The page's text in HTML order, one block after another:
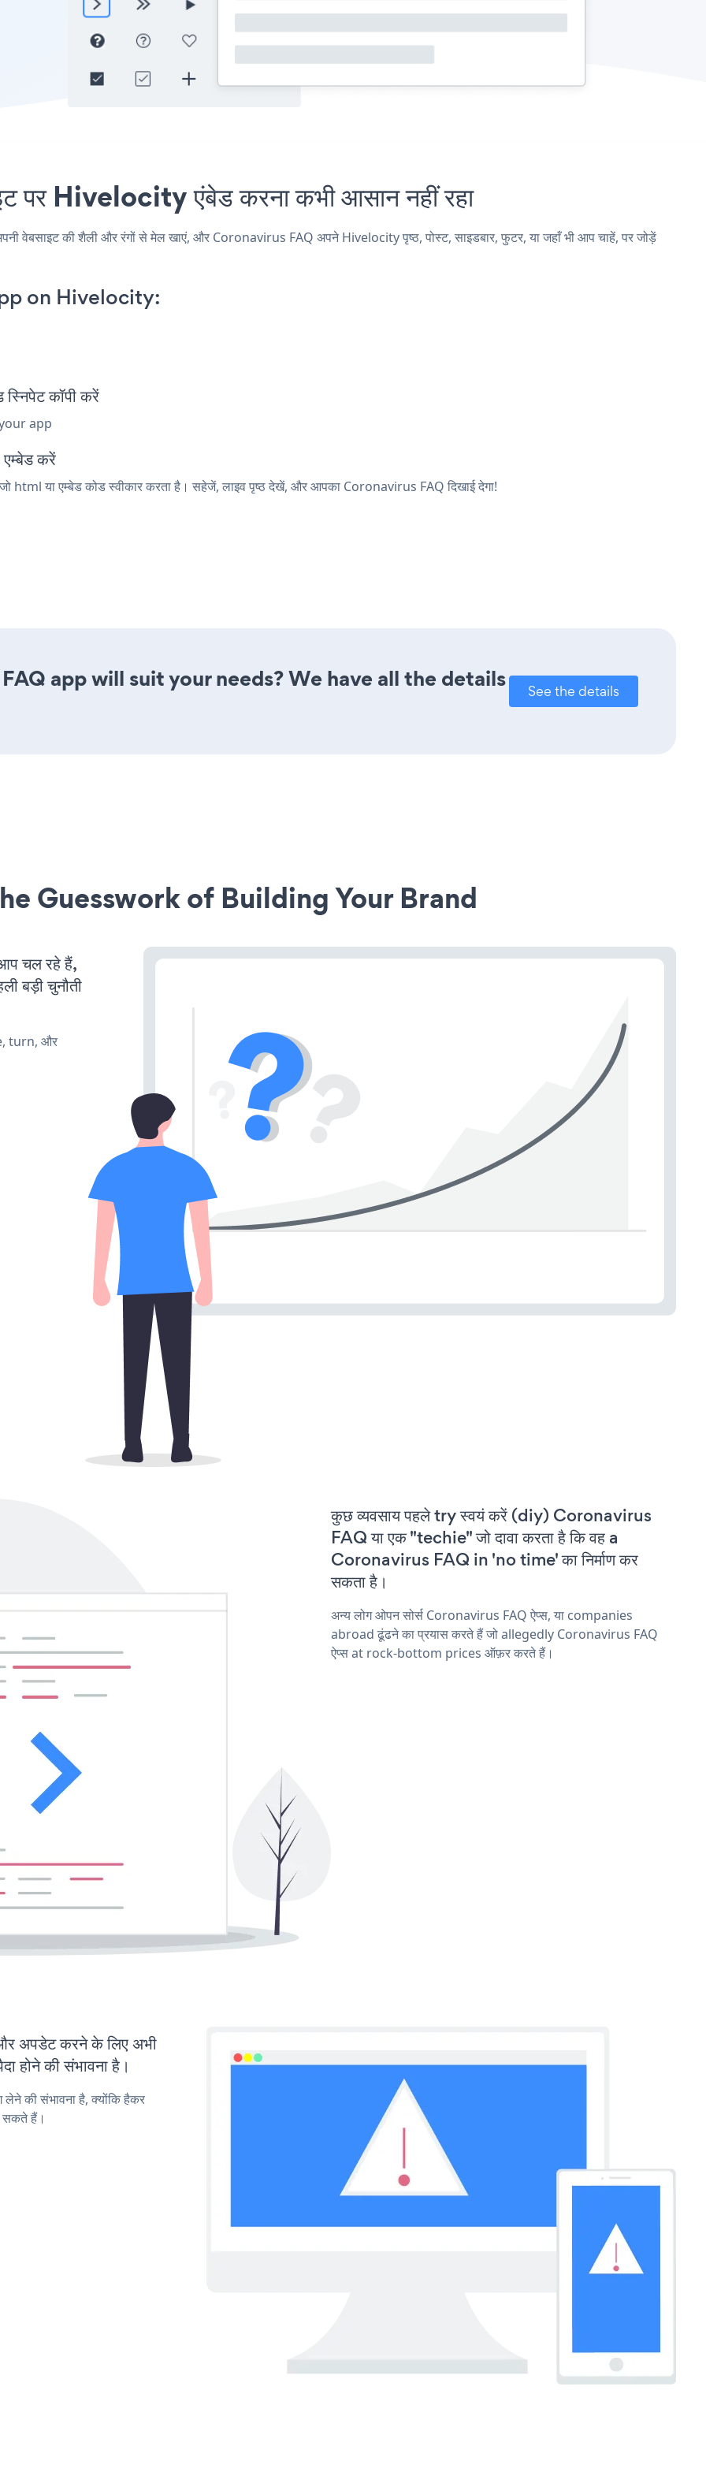
Hivelocity एंबेड करना कभी आसान नहीं रहा
वेबसाइट की शैली और रंगों से मेल खाएं, और Coronavirus FAQ अपने Hivelocity पृष्ठ, पोस्ट, साइडबार, फुटर, या जहाँ भी आप चाहें, पर जोड़ें
on Hivelocity:
कॉपी करें
app
करें
html या एम्बेड कोड स्वीकार करता है। सहेजें, लाइव पृष्ठ देखें, और आपका Coronavirus FAQ दिखाई देगा!
app will suit your needs? We have all the details
See the details
Guesswork of Building Your Brand
चल रहे हैं,
बड़ी चुनौती
turn, और
कुछ व्यवसाय पहले try स्वयं करें (diy) Coronavirus
FAQ या एक "techie" जो दावा करता है कि वह a
Coronavirus FAQ in 'no time' का निर्माण कर
सकता है।
अन्य लोग ओपन सोर्स Coronavirus FAQ ऐप्स, या companies
abroad ढूंढने का प्रयास करते हैं जो allegedly Coronavirus FAQ
ऐप्स at rock-bottom prices ऑफ़र करते हैं।
अपडेट करने के लिए अभी
होने की संभावना है।
की संभावना है, क्योंकि हैकर
सकते हैं।